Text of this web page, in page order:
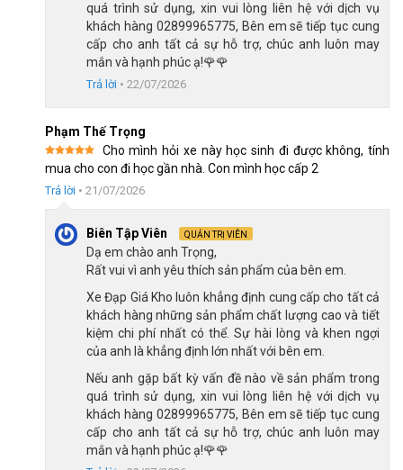
Tay đề hoạt động chính xác, ổn định
Ngoài ra, hệ thống truyền động nhiều tốc độ giúp cho các bạn
trẻ dễ dàng làm quen với kỹ năng điều khiển xe đạp địa hình cơ
cao cấp hơn.
quá trình sử dụng, xin vui lòng liên hệ với dịch vụ
khách hàng 02899965775, Bên em sẽ tiếp tục cung
cấp cho anh tất cả sự hỗ trợ, chúc anh luôn may
mắn và hạnh phúc ạ!🌹🌹
Trả lời • 22/07/2026
Phạm Thế Trọng
Được xếp
hạng 55
sao
Cho mình hỏi xe này học sinh đi được không, tính
mua cho con đi học gần nhà. Con mình học cấp 2
Trả lời • 21/07/2026
Biên Tập Viên QUẢN TRỊ VIÊN
Dạ em chào anh Trọng,
Rất vui vì anh yêu thích sản phẩm của bên em.
Xe Đạp Giá Kho luôn khẳng định cung cấp cho tất cả
khách hàng những sản phẩm chất lượng cao và tiết
kiệm chi phí nhất có thể. Sự hài lòng và khen ngợi
của anh là khẳng định lớn nhất với bên em.
Nếu anh gặp bất kỳ vấn đề nào về sản phẩm trong
quá trình sử dụng, xin vui lòng liên hệ với dịch vụ
khách hàng 02899965775, Bên em sẽ tiếp tục cung
cấp cho anh tất cả sự hỗ trợ, chúc anh luôn may
mắn và hạnh phúc ạ!🌹🌹